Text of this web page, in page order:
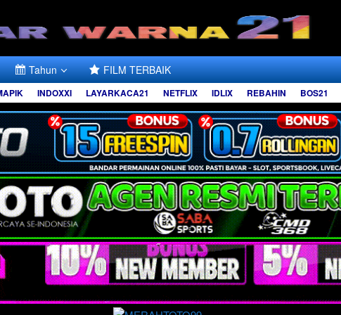
Tahun FILM TERBAIK
INDOXXI LAYARKACA21 NETFLIX IDLIX REBAHIN BOS21